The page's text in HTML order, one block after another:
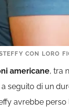
CON LORO
americane, tra
a seguito di un
avrebbe